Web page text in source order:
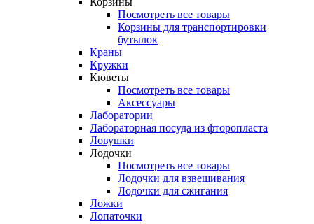
Посмотреть все товары
Корзины для транспортировки
бутылок
Краны
Кружки
Кюветы
Посмотреть все товары
Аксессуары
Лаборатории
Лабораторная посуда из фторопласта
Ловушки
Лодочки
Посмотреть все товары
Лодочки для взвешивания
Лодочки для сжигания
Ложки
Лопаточки